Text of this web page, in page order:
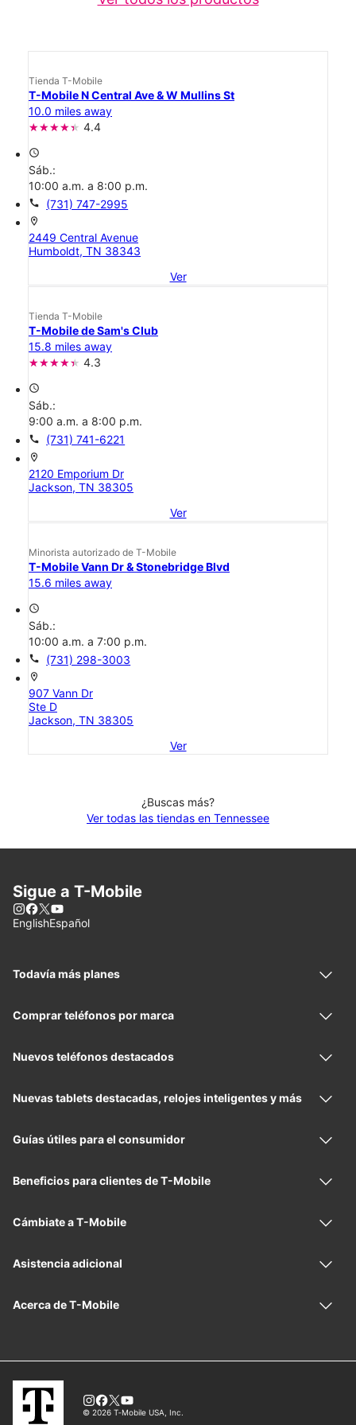
Tienda T-Mobile
T-Mobile N Central Ave & W Mullins St
10.0 miles away
4.4
access_time
Sáb.:
10:00 a.m. a 8:00 p.m.
call (731) 747-2995
location_on
2449 Central Avenue
Humboldt, TN 38343
Ver
Tienda T-Mobile
T-Mobile de Sam's Club
15.8 miles away
4.3
access_time
Sáb.:
9:00 a.m. a 8:00 p.m.
call (731) 741-6221
location_on
2120 Emporium Dr
Jackson, TN 38305
Ver
Minorista autorizado de T-Mobile
T-Mobile Vann Dr & Stonebridge Blvd
15.6 miles away
access_time
Sáb.:
10:00 a.m. a 7:00 p.m.
call (731) 298-3003
location_on
907 Vann Dr
Ste D
Jackson, TN 38305
Ver
¿Buscas más?
Ver todas las tiendas en Tennessee